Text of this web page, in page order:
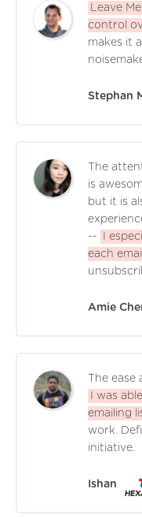
Leave
control
makes it
Stephan
The
is
but it is
--
I
each
Amie
The ease
I was
emailing
work.
initiative.
Ishan